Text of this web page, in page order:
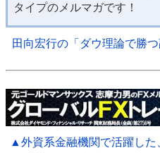
タイプのメルマガです！
田向宏行の「ダウ理論で勝
▲外資系金融機関で活躍し